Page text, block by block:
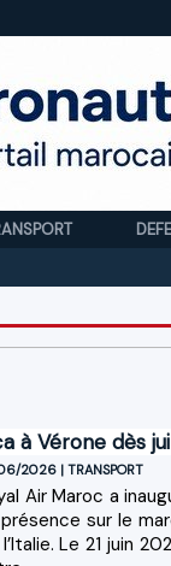
à Vérone dès
2026 | TRANSPORT
Air Maroc a
sur le
Le 21 juin